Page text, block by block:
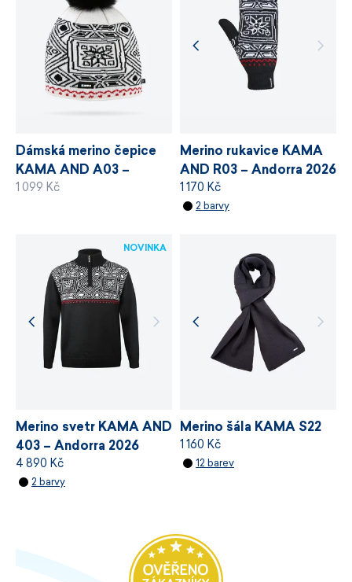
chemických látek, odpovědné využívání zdrojů
a řízení výrobních procesů.
VÍCE INFORMACÍ
Dámská merino čepice
KAMA AND A03 –
Andorra 2026
1 099 Kč
Merino rukavice KAMA
AND R03 – Andorra 2026
1 170 Kč
2 barvy
Merino svetr KAMA AND
403 – Andorra 2026
4 890 Kč
2 barvy
NOVINKA
Merino šála KAMA S22
1 160 Kč
12 barev